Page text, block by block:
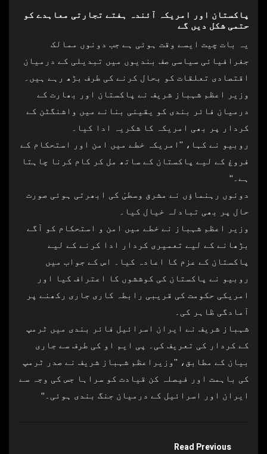
پاکستان اور امریکہ آئندہ ہفتے تجارتی معاہدے کو
حتمی شکل دیں گے
یہ بات چیت ایسے وقت ہوئی ہے جب دونوں ممالک
جغرافیائی سیاسی صف بندیوں میں تبدیلی کے درمیان
اقتصادی تعلقات کو بحال کرنے کی طرف بڑھ رہے ہیں۔
وزیر اعظم شہباز شریف نے پاکستان اور بھارت کے
درمیان فائر بندی کو یقینی بنانے میں واشنگٹن کے
کردار پر بھی امریکہ کا شکریہ ادا کیا۔
روبیو نے کہا، ’’امریکہ خطے میں امن اور استحکام کے
فروغ کے لیے پاکستان کے ساتھ مل کر کام کرنا چاہتا
ہے۔‘‘
دونوں رہنماؤں نے مشرق وسطیٰ کی ابھرتی ہوئی صورت
حال پر بھی تبادلہ خیال کیا۔
وزیر اعظم شہباز نے خطے میں امن و استحکام کو آگے
بڑھانے کے لیے تعمیری کردار ادا کرنے کے لیے
پاکستان کے عزم کا اعادہ کیا۔ اس کے جواب میں
روبیو نے پاکستان کی کوششوں کا اعتراف کیا اور
امریکی حکومت کی قریبی رابطہ کاری جاری رکھنے پر
آمادگی ظاہر کی۔
شہباز شریف نے ایران اسرائیل فائر بندی میں ٹرمپ
کے کردار کی تعریف کی۔ پی ایم او کی طرف سے جاری
بیان کے مطابق، ’’وزیراعظم شہباز شریف نے صدر ٹرمپ
کی باہمت اور فیصلہ کن قیادت کو سراہا جس کی وجہ سے
ایران اور اسرائیل کے درمیان جنگ بندی ہوئی۔‘‘
Read Previous